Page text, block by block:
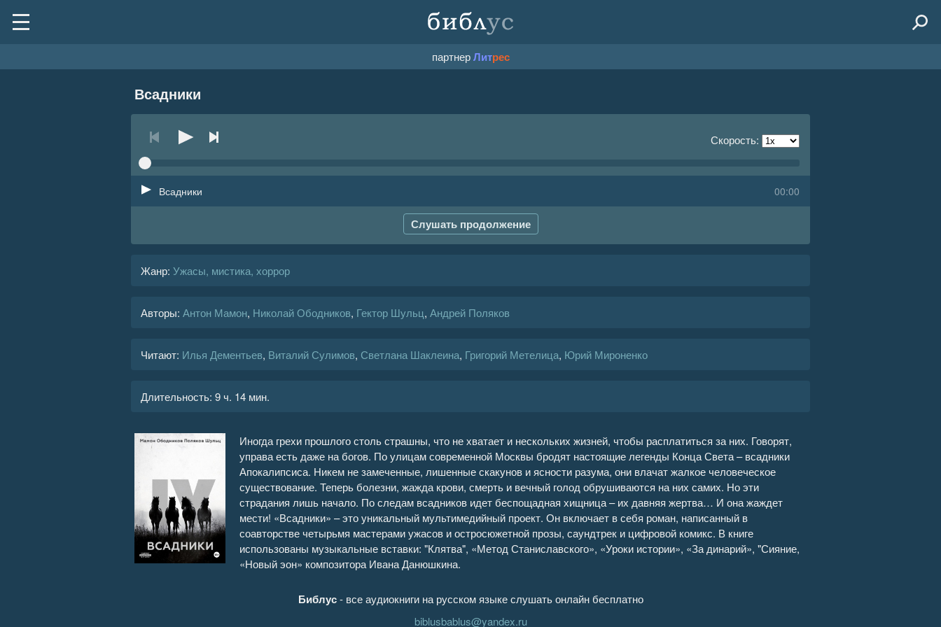
партнерЛитрес
Всадники
Скорость:
00:00
Всадники
Слушать продолжение
Жанр: Ужасы, мистика, хоррор
Авторы: Антон Мамон, Николай Ободников, Гектор Шульц, Андрей Поляков
Читают: Илья Дементьев, Виталий Сулимов, Светлана Шаклеина, Григорий Метелица, Юрий Мироненко
Длительность: 9 ч. 14 мин.
Иногда грехи прошлого столь страшны, что не хватает и нескольких жизней, чтобы расплатиться за них. Говорят,
управа есть даже на богов. По улицам современной Москвы бродят настоящие легенды Конца Света – всадники
Апокалипсиса. Никем не замеченные, лишенные скакунов и ясности разума, они влачат жалкое человеческое
существование. Теперь болезни, жажда крови, смерть и вечный голод обрушиваются на них самих. Но эти
страдания лишь начало. По следам всадников идет беспощадная хищница – их давняя жертва… И она жаждет
мести! «Всадники» – это уникальный мультимедийный проект. Он включает в себя роман, написанный в
соавторстве четырьмя мастерами ужасов и остросюжетной прозы, саундтрек и цифровой комикс. В книге
использованы музыкальные вставки: "Клятва", «Метод Станиславского», «Уроки истории», «За динарий», "Сияние,
«Новый эон» композитора Ивана Данюшкина.
Библус- все аудиокниги на русском языке слушать онлайн бесплатно
biblusbablus@yandex.ru